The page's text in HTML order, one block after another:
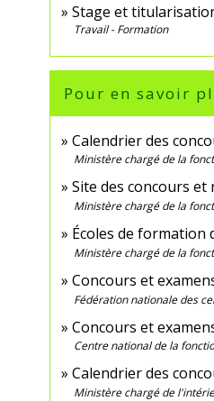
Stage et
Travail - Formation
Pour en savoir
Calendrier des
Ministère chargé de la
Site des concours et
Ministère chargé de la
Écoles de formation
Ministère chargé de la
Concours et
Fédération nationale des
Concours et
Centre national de la
Calendrier des
Ministère chargé de